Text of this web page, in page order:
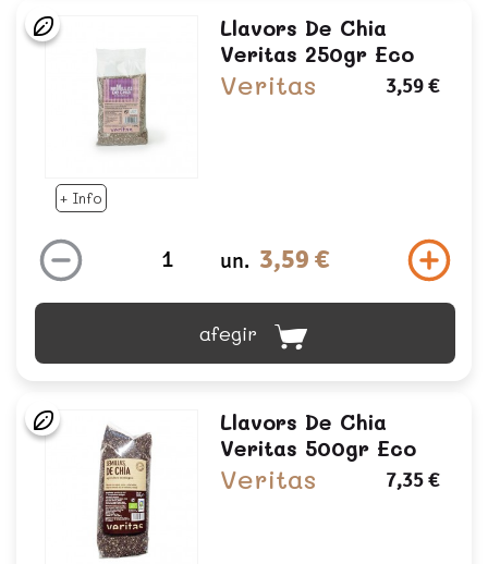
+ Info
Llavors De Chia
Veritas 250gr Eco
Veritas 3,59 €
un. 3,59 €
afegir
Llavors De Chia
Veritas 500gr Eco
Veritas 7,35 €